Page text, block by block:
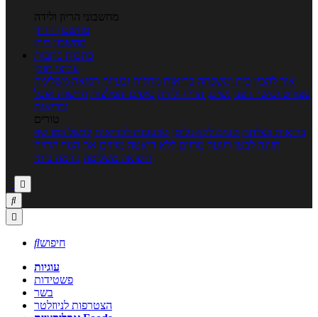
מחשבוני הריון ולידה
מחשבון הריון
מחשבון ביוץ
כתבות כתבות
ערוצי תוכן
איך להכין בית ומשפחה בריאות מחלות ובעיות רפואה משלימה
ספורט וכושר גופני נשים, הריון ולידה טיפים והמלצות חדשות אוכל
ובריאות
טורים
בריאות בצלחת טעים ללא גלוטן טבעונות לבריאות לבשל כמו שף
תזונה לבטן רגועה מרזים ללא דיאטה מזיזים את הגוף הרזיה
ורפואה משלימה גורמה ביתי



חיפוש
עוגיות
פשטידות
בשר
הצטרפות לניוזלטר